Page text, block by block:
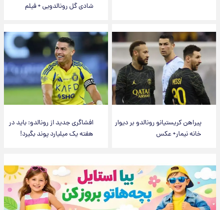
شادی گل رونالدویی + فیلم
پیراهن کریستیانو رونالدو بر دیوار
خانه‌ نیمار+ عکس
افشاگری جدید از رونالدو: باید در
هفته یک میلیارد پوند بگیرد!